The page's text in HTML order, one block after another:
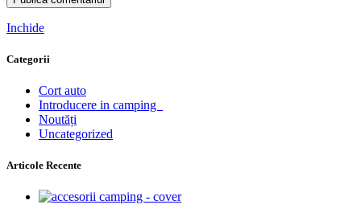
Inchide
Categorii
Cort auto
Introducere in camping
Noutăți
Uncategorized
Articole Recente